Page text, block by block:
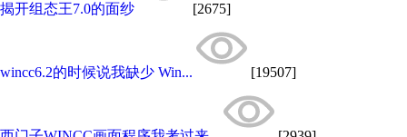
揭开组态王7.0的面纱 [2675]
wincc6.2的时候说我缺少 Win... [19507]